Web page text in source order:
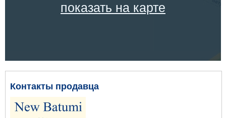
показать на карте
Контакты продавца